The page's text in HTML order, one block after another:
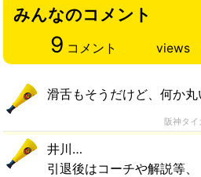
みんなのコメント
9 コメント views
滑舌もそうだけど、何か
阪神タイ
井川…
引退後はコーチや解説等、